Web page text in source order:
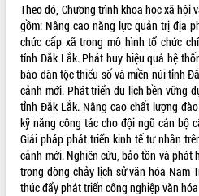
Theo đó, Chương trình khoa học xã hội
gồm: Nâng cao năng lực quản trị địa
chức cấp xã trong mô hình tổ chức
tỉnh Đắk Lắk. Phát huy hiệu quả hệ
bào dân tộc thiểu số và miền núi tỉnh
cảnh mới. Phát triển du lịch bền vững
tỉnh Đắk Lắk. Nâng cao chất lượng
kỹ năng công tác cho đội ngũ cán bộ
Giải pháp phát triển kinh tế tư nhân
cảnh mới. Nghiên cứu, bảo tồn và phát
trong dòng chảy lịch sử văn hóa Nam
thúc đẩy phát triển công nghiệp văn